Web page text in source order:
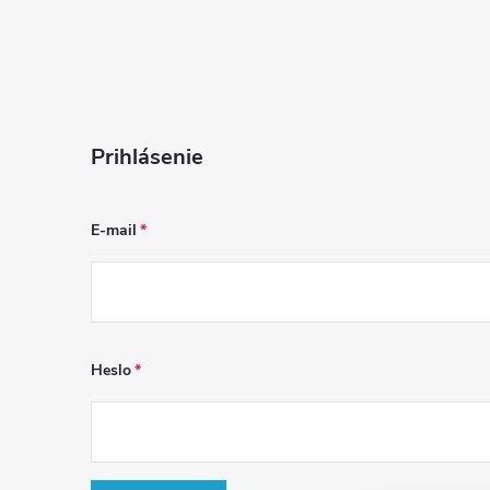
Prihlásenie
E-mail
Heslo